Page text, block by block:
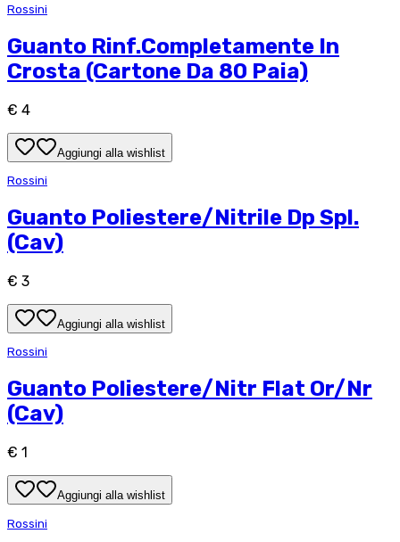
Rossini
Guanto Rinf.Completamente In
Crosta (Cartone Da 80 Paia)
€ 4
Aggiungi alla wishlist
Rossini
Guanto Poliestere/Nitrile Dp Spl.
(Cav)
€ 3
Aggiungi alla wishlist
Rossini
Guanto Poliestere/Nitr Flat Or/Nr
(Cav)
€ 1
Aggiungi alla wishlist
Rossini